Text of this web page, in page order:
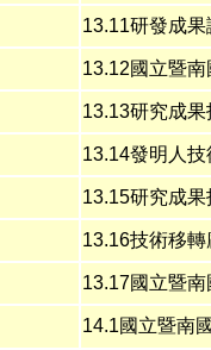
13.11研發成果
13.12國立暨
13.13研究成果
13.14發明人技
13.15研究成果
13.16技術移轉
13.17國立暨
14.1國立暨南